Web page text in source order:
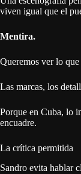
viven igual que el
Mentira.
Queremos ver lo que
Las marcas, los
Porque en Cuba, lo
encuadre.
La crítica permitida
Sandro evita hablar